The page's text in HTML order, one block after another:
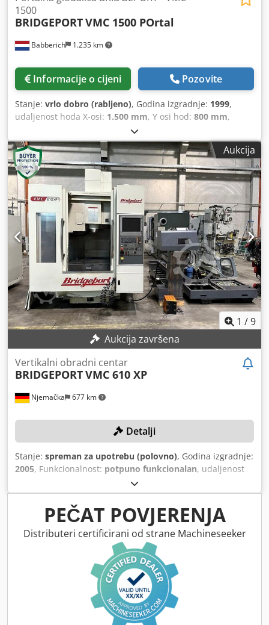
Babberich 1.235 km
1500
BRIDGEPORTVMC 1500 POrtal
Informacije o cijeni Pozovite
Stanje: vrlo dobro (rabljeno), Godina izgradnje: 1999,
udaljenost hoda X-osi: 1.500 mm, Y osi hod: 800 mm,
500 mm
dužina stola:1.800 mm, širina stola:650 mm, ukupna
širina:3.345 mm, brzi pomjeraj X-os:28.000 m/min , brzi
hod Y-osi:28.000 m/min, brzi hod Z-osi:28.000 m/min,
opterećenje stola:1.500 kg, ukupna masa:7.500 kg,
Aukcija
1 /9
Aukcija završena
Njemačka 677 km
Vertikalni obradni centar
BRIDGEPORTVMC 610 XP
Detalji
Stanje: spreman za upotrebu (polovno), Godina izgradnje:
2005, Funkcionalnost: potpuno funkcionalan, udaljenost
, Y osi hod:
Z-osi:600 mm, širina stola:900 mm, dužina stola:500
, maksimalna brzina okretanja:12.000 okret/min
PEČAT POVJERENJA
Distributeri certificirani od strane Machineseeker